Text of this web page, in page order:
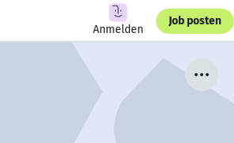
Anmelden
Job posten